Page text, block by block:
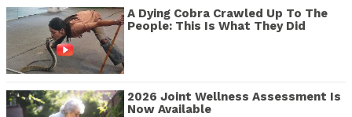
A Dying Cobra Crawled Up To The
People: This Is What They Did
2026 Joint Wellness Assessment Is
Now Available